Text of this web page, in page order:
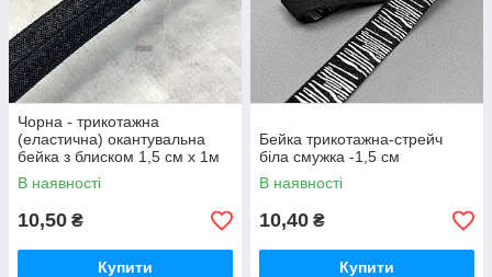
Чорна - трикотажна
(еластична) окантувальна
бейка з блиском 1,5 см х 1м
В наявності
10,50 ₴
Купити
Бейка трикотажна-стрейч
біла смужка -1,5 см
В наявності
10,40 ₴
Купити